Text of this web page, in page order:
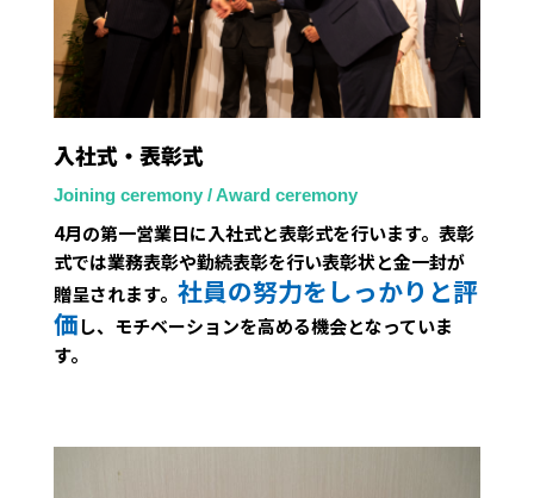
入社式・表彰式
Joining ceremony / Award ceremony
4月の第一営業日に入社式と表彰式を行います。表彰
式では業務表彰や勤続表彰を行い表彰状と金一封が
贈呈されます。 社員の努力をしっかりと評
価し、モチベーションを高める機会となっていま
す。